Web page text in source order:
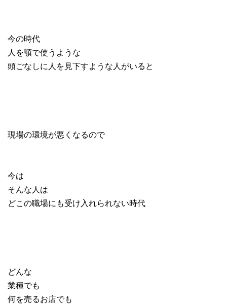
今の時代
人を顎で使うような
頭ごなしに人を見下すような人がいると
現場の環境が悪くなるので
今は
そんな人は
どこの職場にも受け入れられない時代
どんな
業種でも
何を売るお店でも